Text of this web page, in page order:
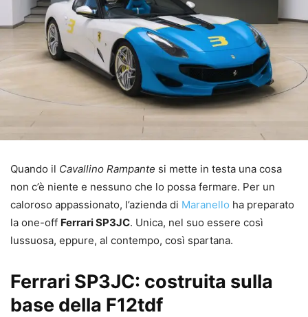
Quando il Cavallino Rampante si mette in testa una cosa
non c’è niente e nessuno che lo possa fermare. Per un
caloroso appassionato, l’azienda di Maranello ha preparato
la one-off Ferrari SP3JC. Unica, nel suo essere così
lussuosa, eppure, al contempo, così spartana.
Ferrari SP3JC: costruita sulla
base della F12tdf